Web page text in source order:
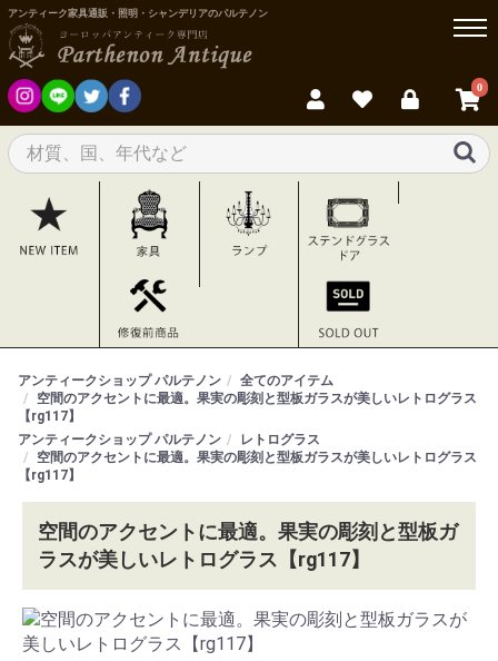
アンティーク家具通販・照明・シャンデリアのパルテノン
0
アンティークショップ パルテノン
全てのアイテム
空間のアクセントに最適。果実の彫刻と型板ガラスが美しいレトログラス
【rg117】
アンティークショップ パルテノン
レトログラス
空間のアクセントに最適。果実の彫刻と型板ガラスが美しいレトログラス
【rg117】
空間のアクセントに最適。果実の彫刻と型板ガ
ラスが美しいレトログラス【rg117】